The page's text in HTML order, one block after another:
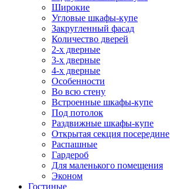
Широкие
Угловые шкафы-купе
Закругленный фасад
Количество дверей
2-х дверные
3-х дверные
4-х дверные
Особенности
Во всю стену
Встроенные шкафы-купе
Под потолок
Раздвижные шкафы-купе
Открытая секция посередине
Распашные
Гардероб
Для маленького помещения
Эконом
Гостиные